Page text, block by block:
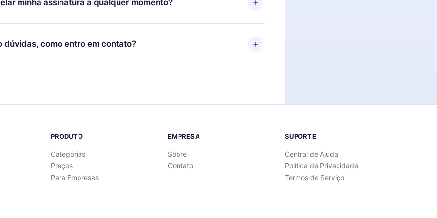
momento através do nosso aplicativo disponível para iOS, Android e
minha assinatura a qualquer momento?
por não renovar sua assinatura do 12min, você pode cancelar a
e o próximo ciclo de cobrança não ocorrerá.
dúvidas, como entro em contato?
para entrar em contato porsupport@12min.com.
PRODUTO
Categorias
Preços
Para Empresas
EMPRESA
Sobre
Contato
SUPORTE
Central de Ajuda
Política de Privacidade
Termos de Serviço